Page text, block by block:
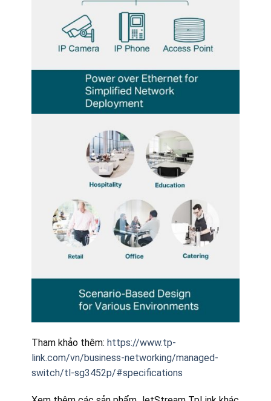
Tham khảo thêm: https://www.tp-
link.com/vn/business-networking/managed-
switch/tl-sg3452p/#specifications